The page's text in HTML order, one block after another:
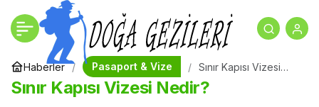
Haberler Pasaport & Vize
Sınır Kapısı Vizesi
Nedir?
Sınır Kapısı Vizesi Nedir?
Schengen Vizesi İle
Hangi Ülkelere Seyahat
Edilir?
+ - Paylaş